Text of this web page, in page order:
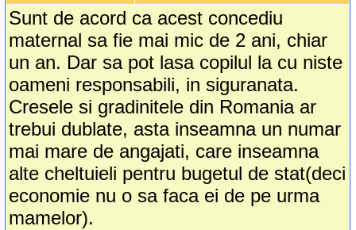
Sunt de acord ca acest concediu
maternal sa fie mai mic de 2 ani, chiar
un an. Dar sa pot lasa copilul la cu niste
oameni responsabili, in siguranata.
Cresele si gradinitele din Romania ar
trebui dublate, asta inseamna un numar
mai mare de angajati, care inseamna
alte cheltuieli pentru bugetul de stat(deci
economie nu o sa faca ei de pe urma
mamelor).